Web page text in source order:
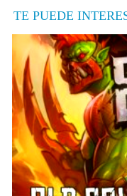
TE PUEDE